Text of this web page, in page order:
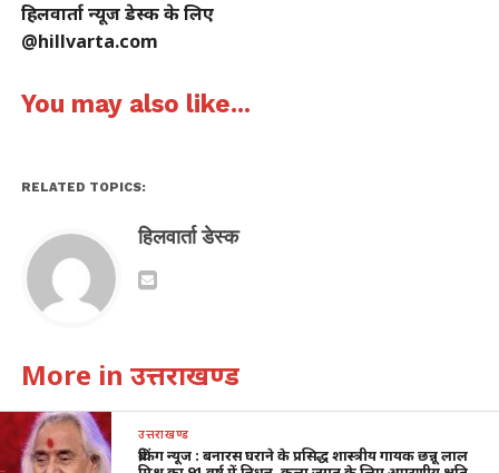
हिलवार्ता न्यूज डेस्क के लिए
@hillvarta.com
You may also like...
RELATED TOPICS:
हिलवार्ता डेस्क
More in उत्तराखण्ड
उत्तराखण्ड
ब्रेकिंग न्यूज : बनारस घराने के प्रसिद्ध शास्त्रीय गायक छन्नू लाल